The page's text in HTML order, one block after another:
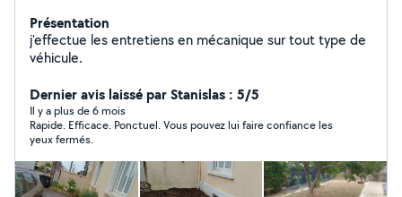
Présentation
j'effectue les entretiens en mécanique sur tout type de
véhicule.
Dernier avis laissé par Stanislas : 5/5
Il y a plus de 6 mois
Rapide. Efficace. Ponctuel. Vous pouvez lui faire confiance les
yeux fermés.